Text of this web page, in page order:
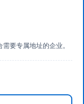
要专属地址的企业。